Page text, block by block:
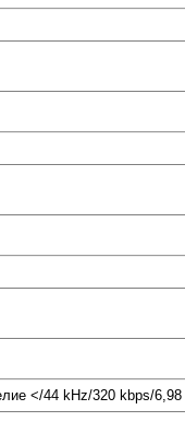
</44 kHz/320 kbps/